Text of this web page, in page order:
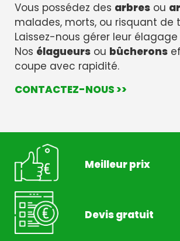
Vous possédez des arbres ou
malades, morts, ou risquant de
Laissez-nous gérer leur
Nos élagueurs ou bûcherons
coupe avec rapidité.
CONTACTEZ-NOUS >>
Meilleur prix
Devis gratuit